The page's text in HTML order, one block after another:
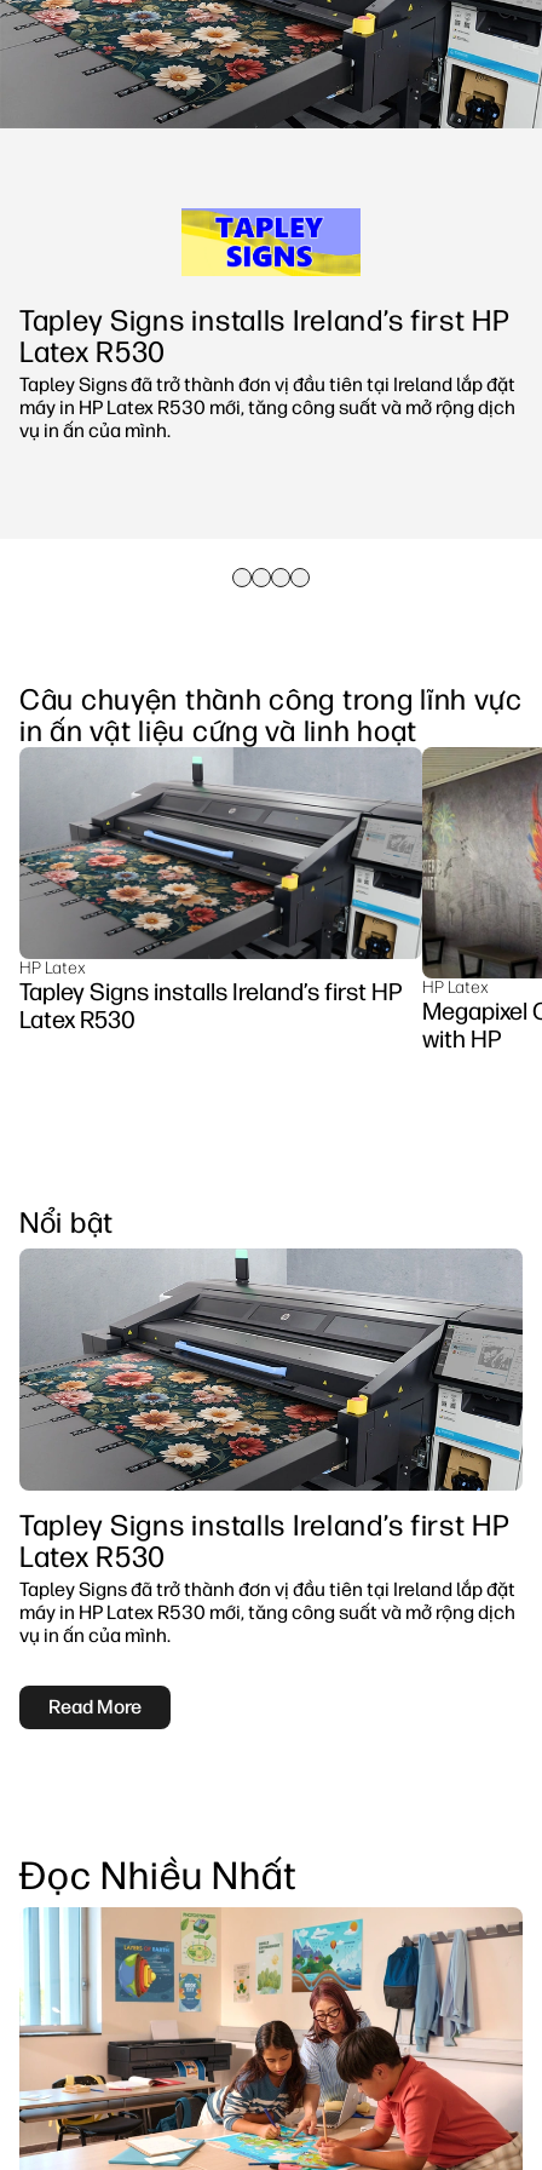
Tapley Signs installs Ireland’s first HP
Latex R530
Tapley Signs đã trở thành đơn vị đầu tiên tại Ireland lắp đặt
máy in HP Latex R530 mới, tăng công suất và mở rộng dịch
vụ in ấn của mình.
Câu chuyện thành công trong lĩnh vực
in ấn vật liệu cứng và linh hoạt
HP Latex
Tapley Signs installs Ireland’s first HP
Latex R530
HP Latex
Megapixel
with HP
Nổi bật
Tapley Signs installs Ireland’s first HP
Latex R530
Tapley Signs đã trở thành đơn vị đầu tiên tại Ireland lắp đặt
máy in HP Latex R530 mới, tăng công suất và mở rộng dịch
vụ in ấn của mình.
Read More
Đọc Nhiều Nhất